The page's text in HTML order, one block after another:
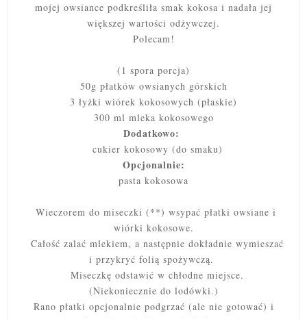
mojej owsiance podkreśliła smak kokosa i nadała jej
większej wartości odżywczej.
Polecam!
(1 spora porcja)
50g płatków owsianych górskich
3 łyżki wiórek kokosowych (płaskie)
300 ml mleka kokosowego
Dodatkowo:
cukier kokosowy (do smaku)
Opcjonalnie:
pasta kokosowa
Wieczorem do miseczki (**) wsypać płatki owsiane i
wiórki kokosowe.
Całość zalać mlekiem, a następnie dokładnie wymieszać
i przykryć folią spożywczą.
Miseczkę odstawić w chłodne miejsce.
(Niekoniecznie do lodówki.)
Rano płatki opcjonalnie podgrzać (ale nie gotować) i